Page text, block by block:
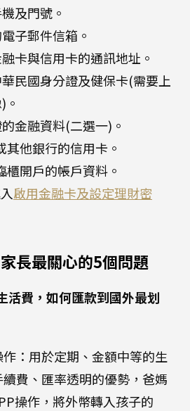
及門號。
子郵件信箱。
卡與信用卡的通訊地址。
民國身分證及健保卡(需要上
金融資料(二選一)。
其他銀行的信用卡。
櫃開戶的帳戶資料。
啟用金融卡及設定理財密
長最關心的5個問題
活費，如何匯款到國外最划
：用於定期、金額中等的生
費、匯率透明的優勢，爸媽
操作，將外幣轉入孩子的